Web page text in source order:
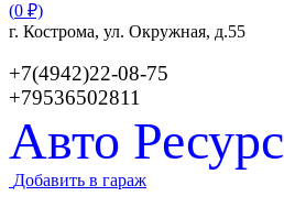
(0 ₽)
г. Кострома, ул. Окружная, д.55
+7(4942)22-08-75
+79536502811
Авто
Добавить в гараж